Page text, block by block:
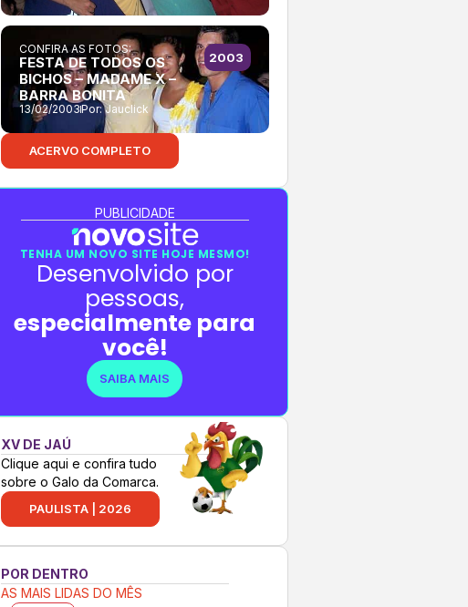
CONFIRA AS FOTOS:
FESTA DE TODOS OS
BICHOS – MADAME X –
BARRA BONITA
13/02/2003Por:Jauclick
2003
ACERVO COMPLETO
PUBLICIDADE
TENHA UM NOVO SITE HOJE MESMO!
Desenvolvido por
pessoas,
especialmente para
você!
SAIBA MAIS
XV DE JAÚ
Clique aqui e confira tudo
sobre o Galo da Comarca.
PAULISTA | 2026
POR DENTRO
AS MAIS LIDAS DO MÊS